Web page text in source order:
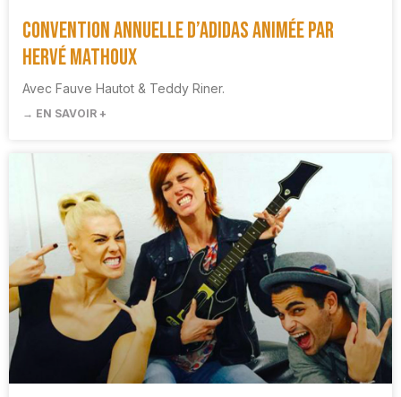
Convention annuelle d’Adidas animée par
Hervé Mathoux
Avec Fauve Hautot & Teddy Riner.
→ EN SAVOIR +